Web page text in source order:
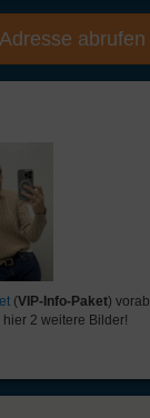
Adresse abrufen
(VIP-Info-Paket) vorab
2 weitere Bilder!